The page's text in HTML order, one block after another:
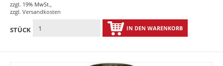
zzgl. 19% MwSt.,
zzgl. Versandkosten
STÜCK IN DEN WARENKORB